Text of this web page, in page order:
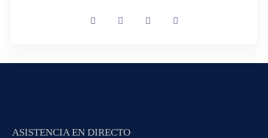
ASISTENCIA EN DIRECTO